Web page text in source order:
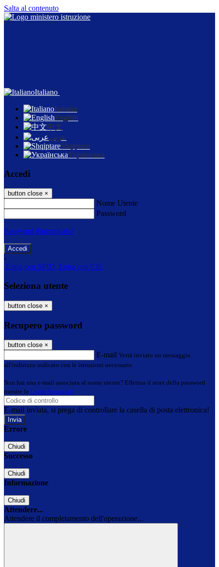
Salta al contenuto
Italiano
Italiano
English
中文
عربى
Shqiptare
Українська
Accedi
button close ×
Nome Utente
Password
Password dimenticata?
-
Entra con SPID Entra con CIE
Seleziona utente
button close ×
Recupero password
button close ×
E-mail Verrà inviato un messaggio
all'indirizzo indicato con le istruzioni necessarie.
Non hai una e-mail associata al nome utente? Effettua il reset della password
tramite la Login Spaggiari
E-mail inviata, si prega di controllare la casella di posta elettronica!
Errore
Chiudi
Successo
Chiudi
Informazione
Chiudi
Attendere...
Attendere il completamento dell'operazione...